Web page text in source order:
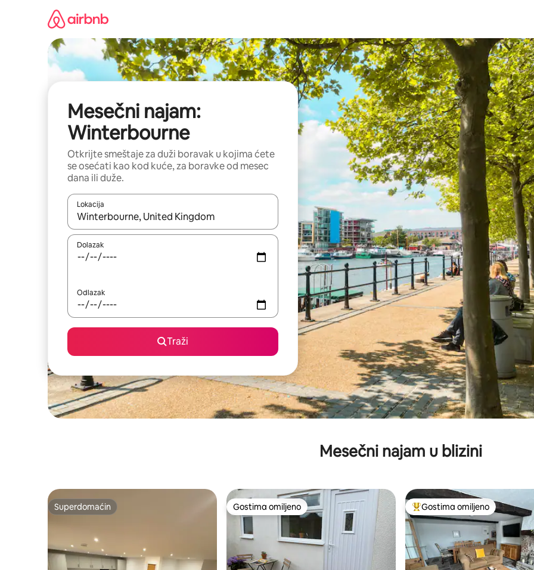
Mesečni najam:
Winterbourne
Otkrijte smeštaje za duži boravak u kojima ćete
se osećati kao kod kuće, za boravke od mesec
dana ili duže.
Lokacija
Kad su rezultati dostupni, možete da se krećete kroz njih pomoću strelica nagore i nadole, kao i da ih istražujte dodirom
Dolazak
Odlazak
Traži
Mesečni najam u blizini
Superdomaćin
Superdomaćin Gostima omiljeno
Gostima omiljeno Najuspešniji među gostima
Gostima omiljeno